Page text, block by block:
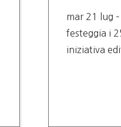
mar 21 lug
festeggia i
iniziativa